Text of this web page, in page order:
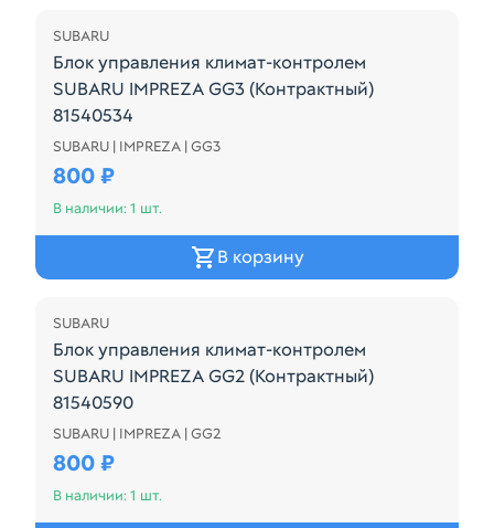
SUBARU
Блок управления климат-контролем
SUBARU IMPREZA GG3 (Контрактный)
81540534
72311FE001
SUBARU | IMPREZA | GG3
800 ₽
В наличии: 1 шт.
В корзину
SUBARU
Блок управления климат-контролем
SUBARU IMPREZA GG2 (Контрактный)
81540590
Блок управления климат-контролем SUBARU
SUBARU | IMPREZA | GG2
800 ₽
В наличии: 1 шт.